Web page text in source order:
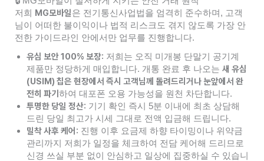
저희 MG모바일은 전기통신사업법을 엄격히 준수하며, 고객
님이 어떠한 불이익이나 법적 리스크도 겪지 않도록 가장 안
전한 가이드라인 안에서만 업무를 진행합니다.
유심 보안 100% 보장: 저희는 오직 미개봉 단말기 공기계
제품만 정당하게 매입합니다. 개통 완료 후 나오는 새 유심
(USIM) 칩은 현장에서 즉시 고객님께 돌려드리거나 눈앞에서 완
전히 파기 하여 대포폰 오용 가능성을 원천 차단합니다.
투명한 당일 정산: 기기 확인 즉시 5분 이내에 최초 상담해
드린 당일 최고가 시세 그대로 전액 입금해 드립니다.
밀착 사후 케어: 진행 이후 요금제 하향 타이밍이나 위약금
관리까지 저희가 일정을 체크하여 전담 케어해 드리므로
신경 쓰실 부분 없이 안심하고 일상에 집중하실 수 있습니